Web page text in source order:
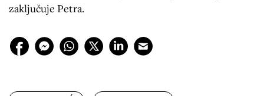
zaključuje Petra.